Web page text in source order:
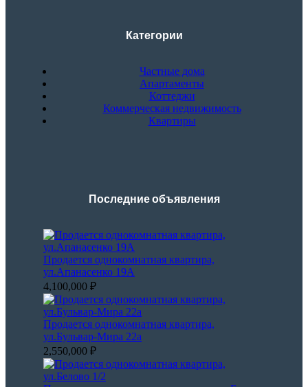
Категории
Частные дома
Апартаменты
Коттеджи
Коммерческая недвижимость
Квартиры
Последние объявления
Продается однокомнатная квартира,
ул.Апанасенко 19А
4,100,000 ₽
Продается однокомнатная квартира,
ул.Бульвар-Мира 22а
2,550,000 ₽